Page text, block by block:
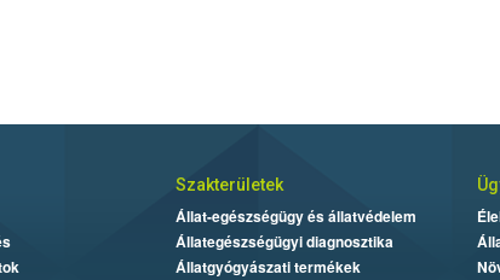
Szakterületek
Állat-egészségügy és állatvédelem
Állategészségügyi diagnosztika
Állatgyógyászati termékek